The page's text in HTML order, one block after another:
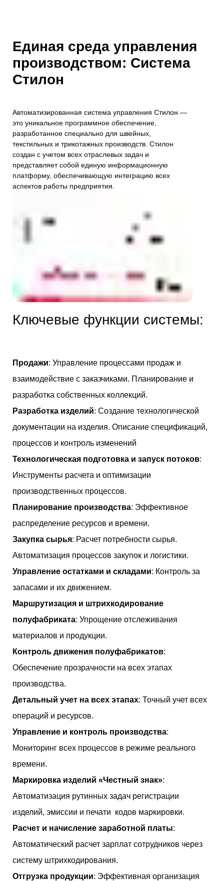
Единая среда управления
производством: Система
Стилон
Автоматизированная система управления Стилон —
это уникальное программное обеспечение,
разработанное специально для швейных,
текстильных и трикотажных производств. Стилон
создан с учетом всех отраслевых задач и
представляет собой единую информационную
платформу, обеспечивающую интеграцию всех
аспектов работы предприятия.
Продажи: Управление процессами продаж и
взаимодействие с заказчиками. Планирование и
разработка собственных коллекций.
Разработка изделий: Создание технологической
документации на изделия. Описание спецификаций,
процессов и контроль изменений
Технологическая подготовка и запуск потоков:
Инструменты расчета и оптимизации
производственных процессов.
Планирование производства: Эффективное
распределение ресурсов и времени.
Закупка сырья: Расчет потребности сырья.
Автоматизация процессов закупок и логистики.
Управление остатками и складами: Контроль за
запасами и их движением.
Маршрутизация и штрихкодирование
полуфабриката: Упрощение отслеживания
материалов и продукции.
Контроль движения полуфабрикатов:
Обеспечение прозрачности на всех этапах
производства.
Детальный учет на всех этапах: Точный учет всех
операций и ресурсов.
Управление и контроль производства:
Мониторинг всех процессов в режиме реального
времени.
Маркировка изделий «Честный знак»:
Автоматизация рутинных задач регистрации
изделий, эмиссии и печати кодов маркировки.
Расчет и начисление заработной платы:
Автоматический расчет зарплат сотрудников через
систему штрихкодирования.
Отгрузка продукции: Эффективная организация
Ключевые функции системы: